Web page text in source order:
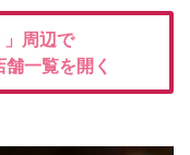
」周辺で
一覧を開く